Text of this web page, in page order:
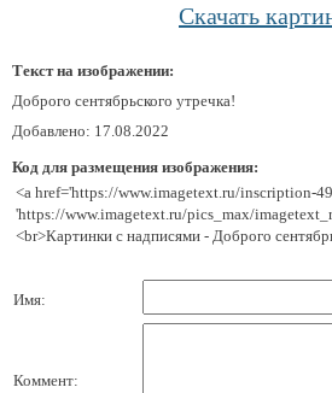
Скачать
Текст на изображении:
Доброго сентябрьского утречка!
Добавлено: 17.08.2022
Код для размещения изображения:
<a href='https://www.imagetext.ru/inscription-
'https://www.imagetext.ru/pics_max/
<br>Картинки с надписями - Доброго
Имя:
Коммент: